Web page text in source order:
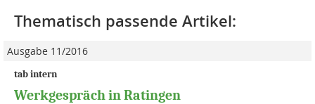
Thematisch passende Artikel:
Ausgabe 11/2016
tab intern
Werkgespräch in Ratingen